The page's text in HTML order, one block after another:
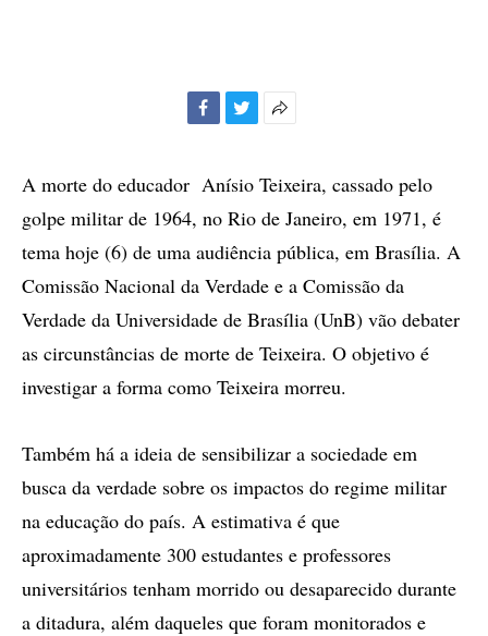
compartilhamento
A morte do educador Anísio Teixeira, cassado pelo
golpe militar de 1964, no Rio de Janeiro, em 1971, é
tema hoje (6) de uma audiência pública, em Brasília. A
Comissão Nacional da Verdade e a Comissão da
Verdade da Universidade de Brasília (UnB) vão debater
as circunstâncias de morte de Teixeira. O objetivo é
investigar a forma como Teixeira morreu.
Também há a ideia de sensibilizar a sociedade em
busca da verdade sobre os impactos do regime militar
na educação do país. A estimativa é que
aproximadamente 300 estudantes e professores
universitários tenham morrido ou desaparecido durante
a ditadura, além daqueles que foram monitorados e